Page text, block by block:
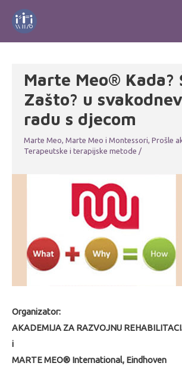
Marte Meo® Kada?
Zašto? u
radu s djecom
Marte Meo, Marte Meo i Montessori, Prošle
Terapeutske i terapijske metode /
Organizator:
AKADEMIJA ZA RAZVOJNU
i
MARTE MEO® International, Eindhoven